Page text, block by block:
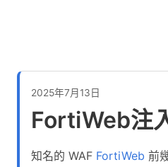
2025年7月13日
FortiWeb注
知名的 WAF FortiWeb 前